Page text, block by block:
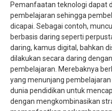
Pemanfaatan teknologi dapat
pembelajaran sehingga
dicapai. Sebagai contoh,
berbasis daring seperti
daring, kamus digital, bahkan
dilakukan secara daring
pembelajaran. Merebaknya
yang menunjang
dunia pendidikan untuk
dengan mengkombinasikan